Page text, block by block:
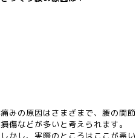
痛みの原因はさまざまで、腰の関
損傷などが多いと考えられます。
しかし、実際のところはここが悪